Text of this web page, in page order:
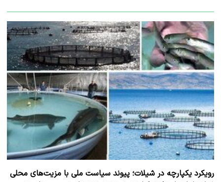
رویکرد یکپارچه در شیلات؛ پیوند سیاست ملی با مزیت‌های محلی